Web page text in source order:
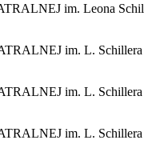
im. Leona
im. L. Schillera
im. L. Schillera
im. L. Schillera